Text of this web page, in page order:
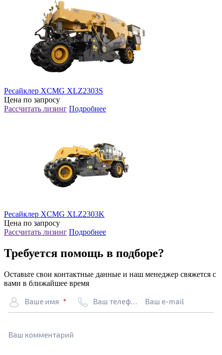
Ресайклер XCMG XLZ2303S
Цена по запросу
Рассчитать лизинг Подробнее
Ресайклер XCMG XLZ2303K
Цена по запросу
Рассчитать лизинг Подробнее
Требуется помощь в подборе?
Оставьте свои контактные данные и наш менеджер свяжется с
вами в ближайшее время
Ваше имя Ваш телефон Ваш e-mail
Ваш комментарий